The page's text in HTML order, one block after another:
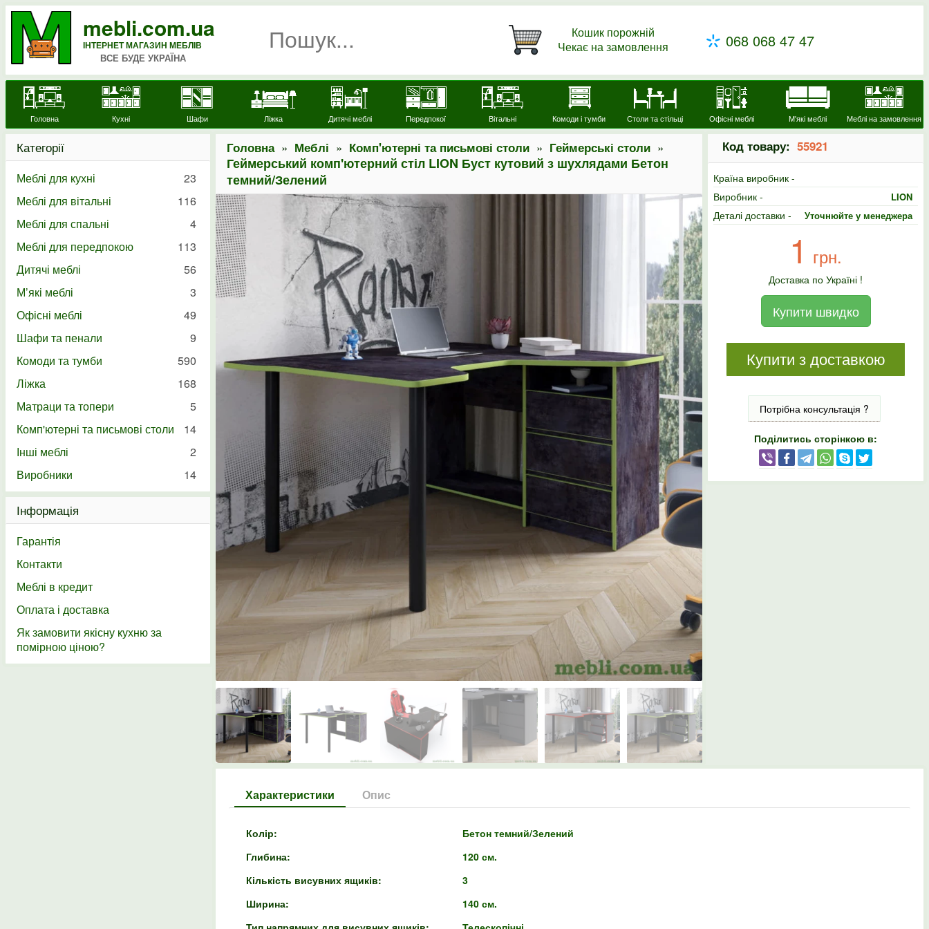
Кошик порожній
Чекає на замовлення
068 068 47 47
mebli.com.ua
ІНТЕРНЕТ МАГАЗИН МЕБЛІВ
ВСЕ БУДЕ УКРАЇНА
Головна Кухні Шафи Ліжка Дитячі меблі Передпокої Вітальні Комоди і тумби Столи та стільці Офісні меблі М'які меблі Меблі на замовлення
Головна» Меблі » Комп'ютерні та письмові столи » Геймерські столи »
Геймерський комп'ютерний стіл LION Буст кутовий з шухлядами Бетон
темний/Зелений
Код товару: 55921
Країна виробник -
Виробник -
LION
Деталі доставки - Уточнюйте у менеджера
1 грн.
Доставка по Україні !
Купити швидко
Купити з доставкою
Потрібна консультація ?
Поділитись сторінкою в:
Характеристики Опис
Колір:
Бетон темний/Зелений
Глибина:
120 см.
Кількість висувних ящиків:
3
Ширина:
140 см.
Категорії
Меблі для кухні
23
Меблі для вітальні
116
Меблі для спальні
4
Меблі для передпокою
113
Дитячі меблі
56
М’які меблі
3
Офісні меблі
49
Шафи та пенали
9
Комоди та тумби
590
Ліжка
168
Матраци та топери
5
Комп'ютерні та письмові столи
14
Інші меблі
2
Виробники
14
Інформація
Гарантія
Контакти
Меблі в кредит
Оплата і доставка
Як замовити якісну кухню за
помірною ціною?